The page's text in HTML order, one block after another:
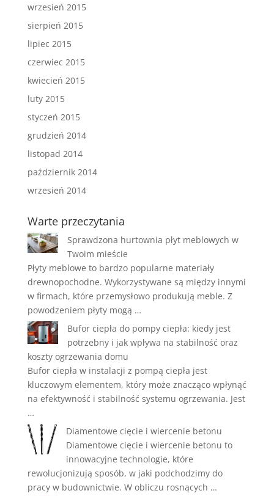
wrzesień 2015
sierpień 2015
lipiec 2015
czerwiec 2015
kwiecień 2015
luty 2015
styczeń 2015
grudzień 2014
listopad 2014
październik 2014
wrzesień 2014
Warte przeczytania
Sprawdzona hurtownia płyt meblowych w
Twoim mieście
Płyty meblowe to bardzo popularne materiały
drewnopochodne. Wykorzystywane są między innymi
w firmach, które przemysłowo produkują meble. Z
powodzeniem płyty mogą …
Bufor ciepła do pompy ciepła: kiedy jest
potrzebny i jak wpływa na stabilność oraz
koszty ogrzewania domu
Bufor ciepła w instalacji z pompą ciepła jest
kluczowym elementem, który może znacząco wpłynąć
na efektywność i stabilność systemu ogrzewania. Jest
…
Diamentowe cięcie i wiercenie betonu
Diamentowe cięcie i wiercenie betonu to
innowacyjne technologie, które
rewolucjonizują sposób, w jaki podchodzimy do
pracy w budownictwie. W obliczu rosnących …